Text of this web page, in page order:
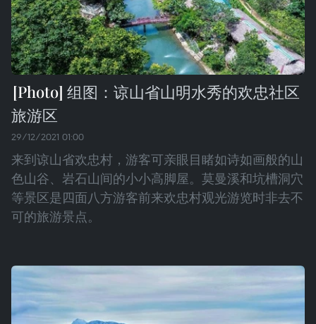
组图：谅山省山明水秀的欢忠社区
旅游区
29/12/2021 01:00
来到谅山省欢忠村，游客可亲眼目睹如诗如画般的山
色山谷、岩石山间的小小高脚屋。莫曼溪和坑槽洞穴
等景区是四面八方游客前来欢忠村观光游览时非去不
可的旅游景点。